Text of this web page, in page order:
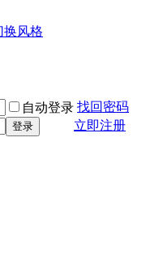
换风格
自动登录 找回密码
登录
立即注册